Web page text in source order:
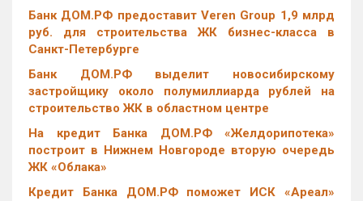
Банк ДОМ.РФ предоставит Veren Group 1,9 млрд
руб. для строительства ЖК бизнес-класса в
Санкт-Петербурге
Банк ДОМ.РФ выделит новосибирскому
застройщику около полумиллиарда рублей на
строительство ЖК в областном центре
На кредит Банка ДОМ.РФ «Желдорипотека»
построит в Нижнем Новгороде вторую очередь
ЖК «Облака»
Кредит Банка ДОМ.РФ поможет ИСК «Ареал»